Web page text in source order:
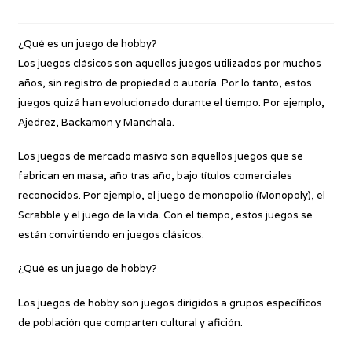
¿Qué es un juego de hobby?
Los juegos clásicos son aquellos juegos utilizados por muchos
años, sin registro de propiedad o autoría. Por lo tanto, estos
juegos quizá han evolucionado durante el tiempo. Por ejemplo,
Ajedrez, Backamon y Manchala.
Los juegos de mercado masivo son aquellos juegos que se
fabrican en masa, año tras año, bajo títulos comerciales
reconocidos. Por ejemplo, el juego de monopolio (Monopoly), el
Scrabble y el juego de la vida. Con el tiempo, estos juegos se
están convirtiendo en juegos clásicos.
¿Qué es un juego de hobby?
Los juegos de hobby son juegos dirigidos a grupos específicos
de población que comparten cultural y afición.